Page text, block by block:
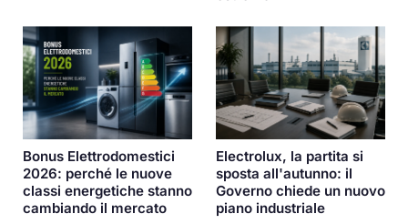
Bonus Elettrodomestici
2026: perché le nuove
classi energetiche stanno
cambiando il mercato
Electrolux, la partita si
sposta all'autunno: il
Governo chiede un nuovo
piano industriale